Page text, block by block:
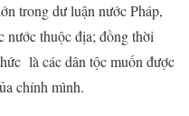
trong dư luận nước Pháp,
nước thuộc địa; đồng thời
là các dân tộc muốn được
chính mình.